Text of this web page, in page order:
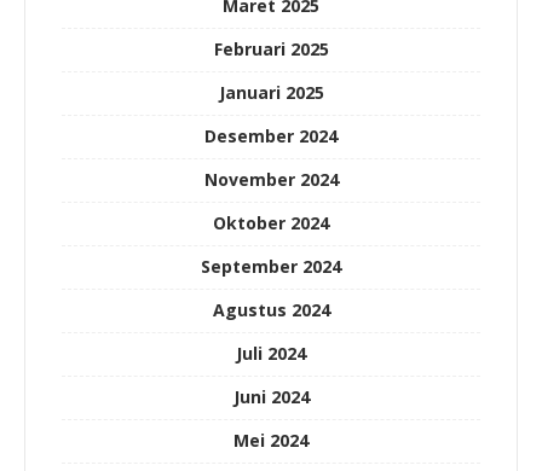
Maret 2025
Februari 2025
Januari 2025
Desember 2024
November 2024
Oktober 2024
September 2024
Agustus 2024
Juli 2024
Juni 2024
Mei 2024